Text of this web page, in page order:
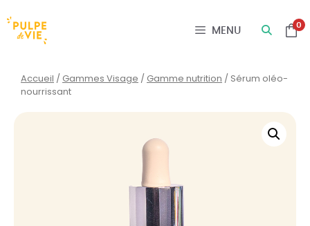
0
MENU
Accueil / Gammes Visage / Gamme nutrition / Sérum oléo-
nourrissant